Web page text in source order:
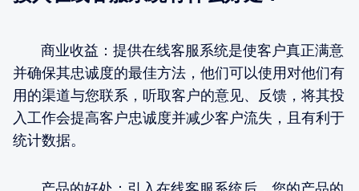
商业收益：提供在线客服系统是使客户真正满意
并确保其忠诚度的最佳方法，他们可以使用对他们有
用的渠道与您联系，听取客户的意见、反馈，将其投
入工作会提高客户忠诚度并减少客户流失，且有利于
统计数据。